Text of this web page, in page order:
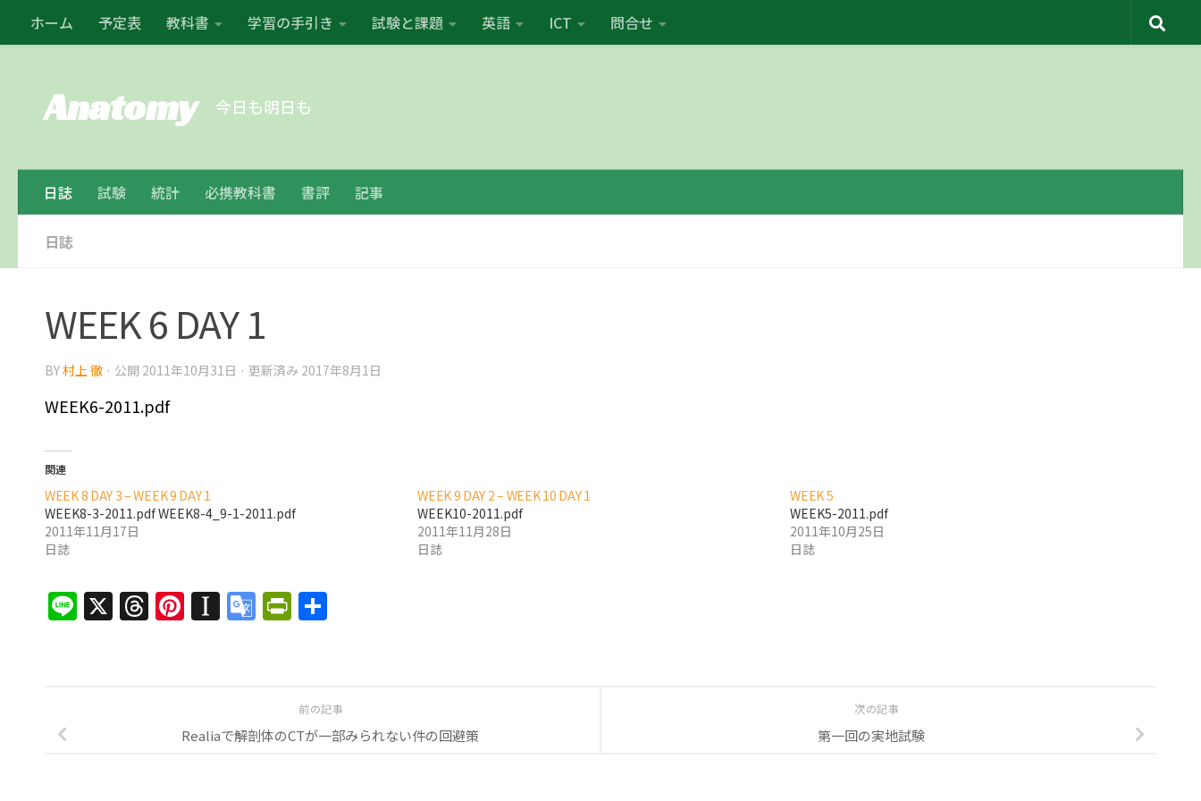
コンテンツの下
ホーム 予定表 教科書 学習の手引き 試験と課題 英語 ICT 問合せ
Anatomy 今日も明日も
日誌 試験 統計 必携教科書 書評 記事
日誌
WEEK 6 DAY 1
BY村上 徹 · 公開 2011年10月31日 · 更新済み 2017年8月1日
WEEK6-2011.pdf
関連
WEEK 8 DAY 3 – WEEK 9 DAY 1
WEEK8-3-2011.pdf WEEK8-4_9-1-2011.pdf
2011年11月17日
日誌
WEEK 9 DAY 2 – WEEK 10 DAY 1
WEEK10-2011.pdf
2011年11月28日
日誌
WEEK 5
WEEK5-2011.pdf
2011年10月25日
日誌
Line
X Threads
Pinterest
Instapaper
GooglePrintFriendly
次の記事
第一回の実地試験
前の記事
Realiaで解剖体のCTが一部みられない件の回避策